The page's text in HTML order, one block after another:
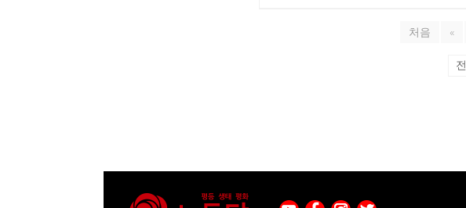
걸으며 사계절을 다 보낸 셈이다. 지역 주민
들의 휴식을 위해서건 관광수익을 위해서건
앞으로 계속 채우고 이어가야 할 부분이다.
살고 있다. 우리가 사는 지금을 신생대 제4기
되었다는 부류의 과학자들이 있다. 미국 사막
는 소박한 자유인 후지이 모임에서 <우리는
식 시간에 모임 구성원인 박수영 동지와 나눈
것이다. 이 책을 읽고 나서 가장 기억에 남은
로의 손을 잡을 수 있을까? 읽기 전에 어떤
처음 «